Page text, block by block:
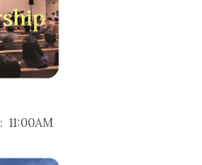
: 11:00AM